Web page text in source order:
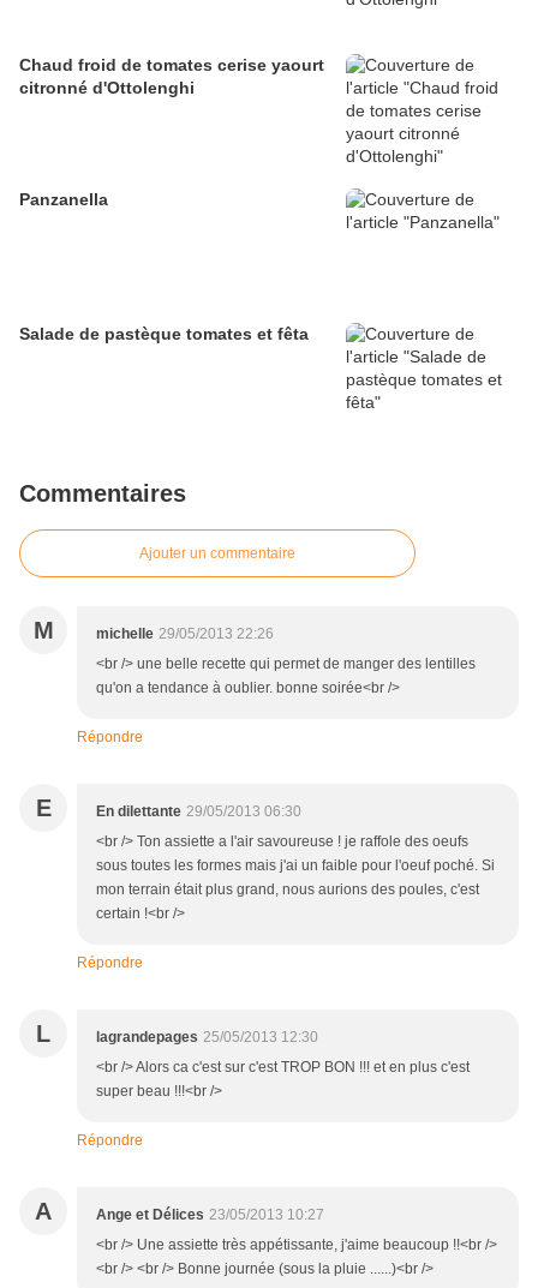
Chaud froid de tomates cerise yaourt
citronné d'Ottolenghi
Panzanella
Salade de pastèque tomates et fêta
Commentaires
Ajouter un commentaire
M michelle 29/05/2013 22:26
<br /> une belle recette qui permet de manger des lentilles
qu'on a tendance à oublier. bonne soirée<br />
Répondre
E En dilettante 29/05/2013 06:30
<br /> Ton assiette a l'air savoureuse ! je raffole des oeufs
sous toutes les formes mais j'ai un faible pour l'oeuf poché. Si
mon terrain était plus grand, nous aurions des poules, c'est
certain !<br />
Répondre
L lagrandepages 25/05/2013 12:30
<br /> Alors ca c'est sur c'est TROP BON !!! et en plus c'est
super beau !!!<br />
Répondre
A Ange et Délices 23/05/2013 10:27
<br /> Une assiette très appétissante, j'aime beaucoup !!<br />
<br /> <br /> Bonne journée (sous la pluie ......)<br />